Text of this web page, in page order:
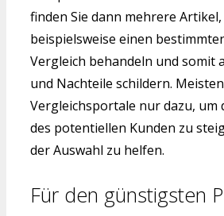
finden Sie dann mehrere Artikel,
beispielsweise einen
Vergleich behandeln und somit
und Nachteile schildern.
Vergleichsportale nur dazu, um
des potentiellen Kunden zu
der Auswahl zu helfen.
Für den günstigsten